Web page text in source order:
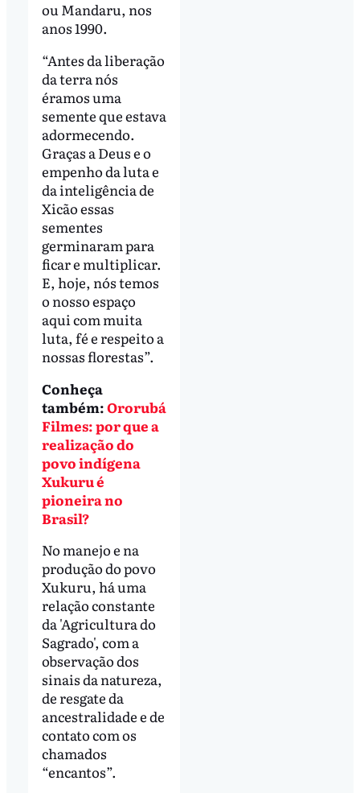
ou Mandaru, nos
anos 1990.
“Antes da liberação
da terra nós
éramos uma
semente que estava
adormecendo.
Graças a Deus e o
empenho da luta e
da inteligência de
Xicão essas
sementes
germinaram para
ficar e multiplicar.
E, hoje, nós temos
o nosso espaço
aqui com muita
luta, fé e respeito a
nossas florestas”.
Conheça
também:Ororubá
Filmes: por que a
realização do
povo indígena
Xukuru é
pioneira no
Brasil?
No manejo e na
produção do povo
Xukuru, há uma
relação constante
da 'Agricultura do
Sagrado', com a
observação dos
sinais da natureza,
de resgate da
ancestralidade e de
contato com os
chamados
“encantos”.